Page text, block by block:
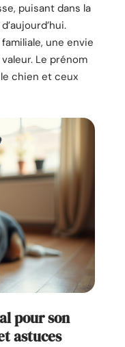
puisant dans la
une envie
Le prénom
chien et ceux
pour son
astuces